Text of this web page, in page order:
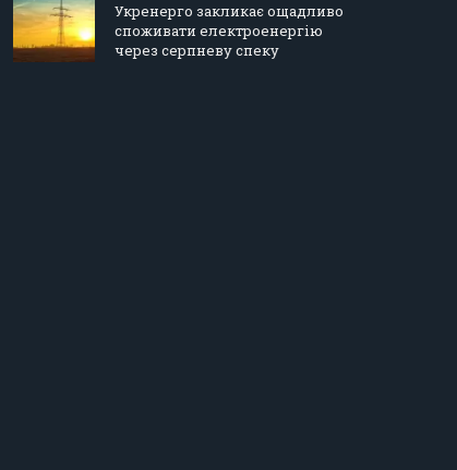
Укренерго закликає ощадливо
споживати електроенергію
через серпневу спеку